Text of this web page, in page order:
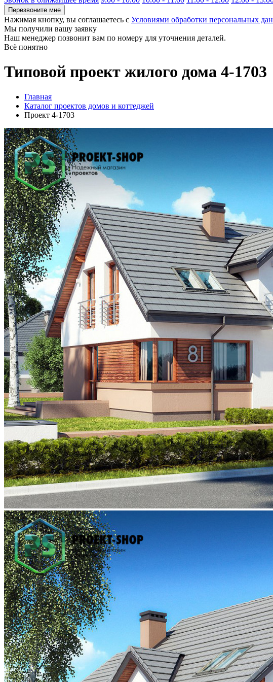
Перезвоните мне
Нажимая кнопку, вы соглашаетесь с Условиями обработки персональных
Мы получили вашу заявку
Наш менеджер позвонит вам по номеру для уточнения деталей.
Всё понятно
Типовой проект жилого дома 4-1703
Главная
Каталог проектов домов и коттеджей
Проект 4-1703